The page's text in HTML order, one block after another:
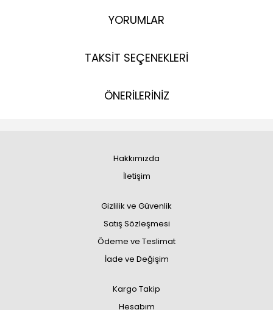
YORUMLAR
TAKSİT SEÇENEKLERİ
ÖNERİLERİNİZ
Hakkımızda
İletişim
Gizlilik ve Güvenlik
Satış Sözleşmesi
Ödeme ve Teslimat
İade ve Değişim
Kargo Takip
Hesabım